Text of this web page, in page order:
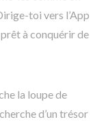
toi vers l’App
à conquérir de
la loupe de
d’un trésor